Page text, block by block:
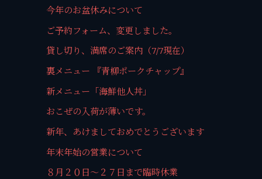
今年のお盆休みについて
ご予約フォーム、変更しました。
貸し切り、満席のご案内（7/7現在）
裏メニュー 『青柳ポークチャップ』
新メニュー「海鮮他人丼」
おこぜの入荷が薄いです。
新年、あけましておめでとうございます
年末年始の営業について
８月２０日～２７日まで臨時休業